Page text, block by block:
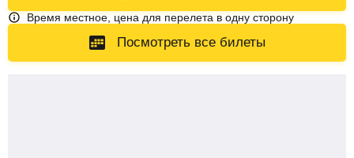
Время местное, цена для перелета в одну сторону
Посмотреть все билеты